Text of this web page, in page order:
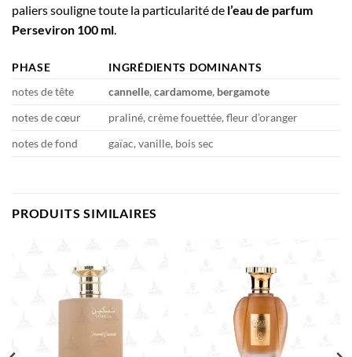
paliers souligne toute la particularité de l’eau de parfum
Perseviron 100 ml.
PHASE
INGRÉDIENTS DOMINANTS
notes de tête
cannelle,cardamome, bergamote
notes de cœur
praliné, crème fouettée, fleur d’oranger
notes de fond
gaïac, vanille, bois sec
PRODUITS SIMILAIRES